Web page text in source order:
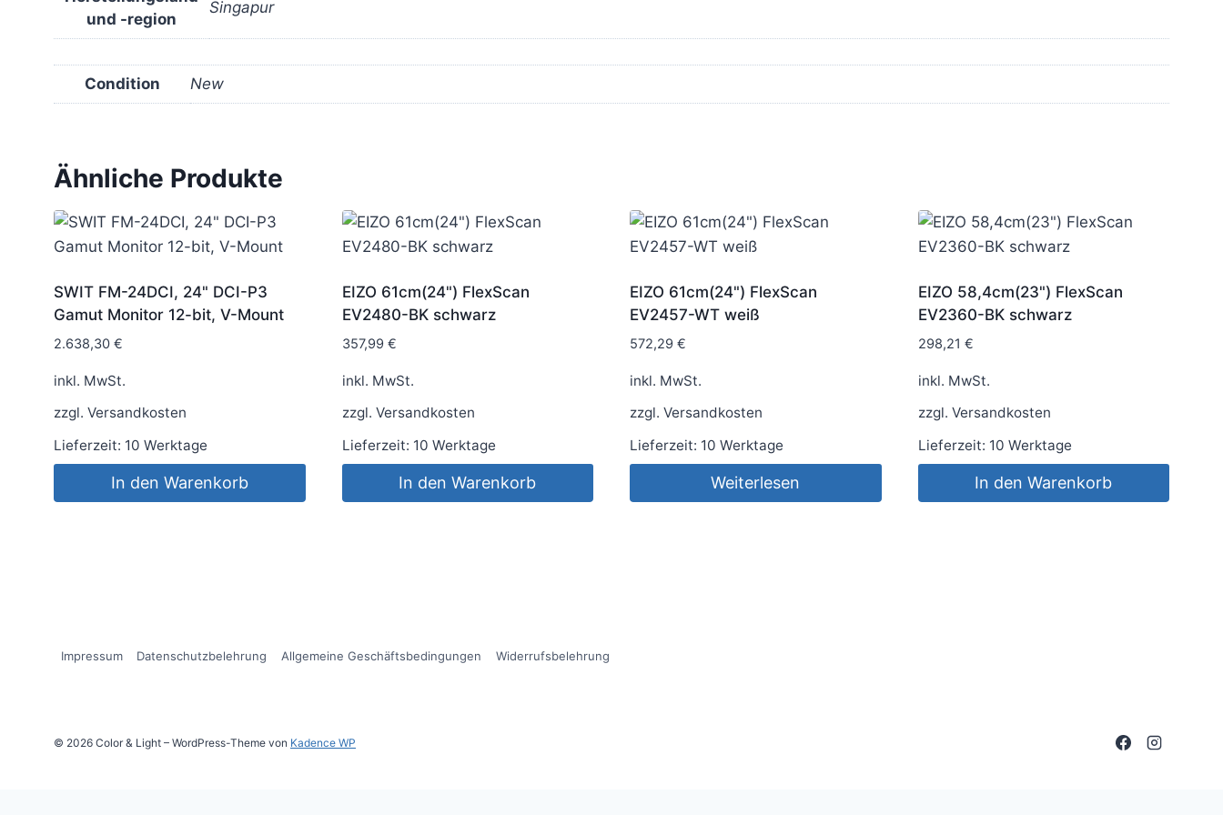
und -region
Singapur
Condition New
Ähnliche Produkte
SWIT FM-24DCI, 24" DCI-P3
Gamut Monitor 12-bit, V-Mount
2.638,30 €
inkl. MwSt.
zzgl. Versandkosten
Lieferzeit: 10 Werktage
In den Warenkorb
EIZO 61cm(24") FlexScan
EV2480-BK schwarz
357,99 €
inkl. MwSt.
zzgl. Versandkosten
Lieferzeit: 10 Werktage
In den Warenkorb
EIZO 61cm(24") FlexScan
EV2457-WT weiß
572,29 €
inkl. MwSt.
zzgl. Versandkosten
Lieferzeit: 10 Werktage
Weiterlesen
EIZO 58,4cm(23") FlexScan
EV2360-BK schwarz
298,21 €
inkl. MwSt.
zzgl. Versandkosten
Lieferzeit: 10 Werktage
In den Warenkorb
Impressum Datenschutzbelehrung Allgemeine Geschäftsbedingungen Widerrufsbelehrung
© 2026 Color & Light – WordPress-Theme von Kadence WP